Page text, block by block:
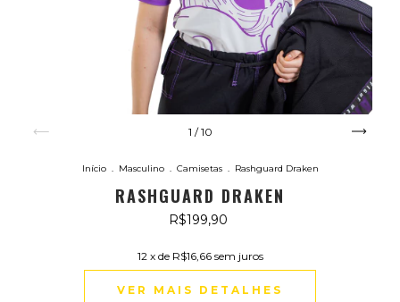
1 /10
Início . Masculino . Camisetas . Rashguard Draken
RASHGUARD DRAKEN
R$199,90
12 x de R$16,66 sem juros
VER MAIS DETALHES